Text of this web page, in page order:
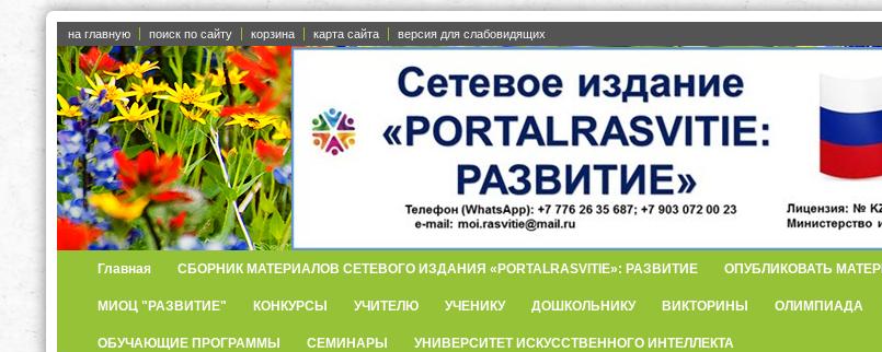
на главную поиск по сайту корзина карта сайта версия для слабовидящих
Главная СБОРНИК МАТЕРИАЛОВ СЕТЕВОГО ИЗДАНИЯ «PORTALRASVITIE»: РАЗВИТИЕ ОПУБЛИКОВАТЬ
МИОЦ "РАЗВИТИЕ" КОНКУРСЫ УЧИТЕЛЮ УЧЕНИКУ ДОШКОЛЬНИКУ ВИКТОРИНЫ ОЛИМПИАДА
ОБУЧАЮЩИЕ ПРОГРАММЫ СЕМИНАРЫ УНИВЕРСИТЕТ ИСКУССТВЕННОГО ИНТЕЛЛЕКТА